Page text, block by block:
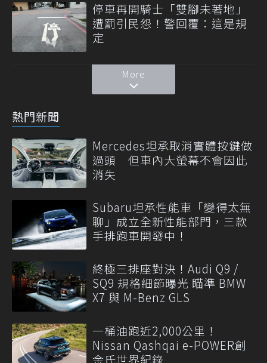
停車再開騎士「雙腳未著地」
遭罰引民怨！警回覆：這是規
定
More
熱門新聞
Mercedes坦承取消實體按鍵做
過頭 但車內大螢幕不會因此
消失
Subaru坦承性能車「變得太無
聊」成立全新性能部門，三款
手排跑車開發中！
終極三排座對決！Audi Q9 /
SQ9 規格細節曝光 瞄準 BMW
X7 與 M-Benz GLS
一桶油跑近2,000公里！
Nissan Qashqai e-POWER創
金氏世界紀錄